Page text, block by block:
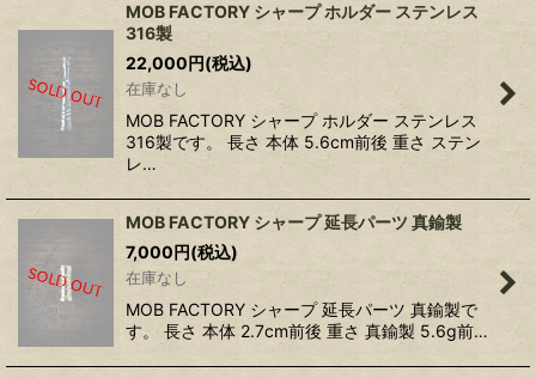
MOB FACTORY シャープ ホルダー ステンレス
316製
22,000円(税込)
在庫なし
MOB FACTORY シャープ ホルダー ステンレス
316製です。 長さ 本体 5.6cm前後 重さ ステン
レ…
MOB FACTORY シャープ 延長パーツ 真鍮製
7,000円(税込)
在庫なし
MOB FACTORY シャープ 延長パーツ 真鍮製で
す。 長さ 本体 2.7cm前後 重さ 真鍮製 5.6g前…